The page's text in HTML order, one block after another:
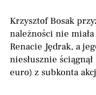
Krzysztof Bosak
należności nie
Renacie Jędrak, a
niesłusznie
euro) z subkonta